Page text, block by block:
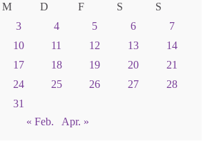
M D F S
S
3 4 5 6
7
10 11 12 13
14
17 18 19 20
21
24 25 26 27
28
31
« Feb.
Apr. »